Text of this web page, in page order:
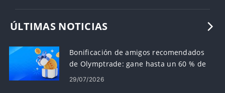
ÚLTIMAS NOTICIAS
Bonificación de amigos recomendados
de Olymptrade: gane hasta un 60 % de
comisión por recomendaciones
29/07/2026